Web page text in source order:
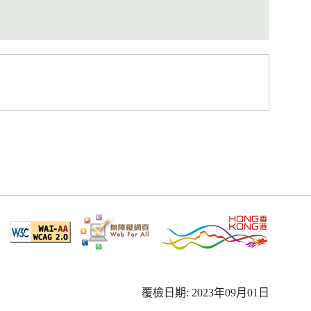
覆檢日期: 2023年09月01日